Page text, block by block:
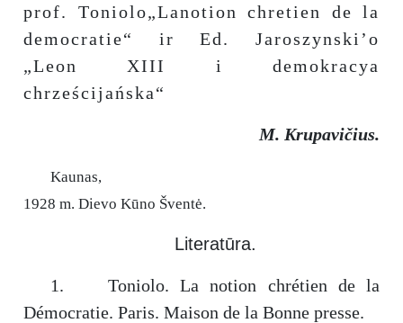
prof. Toniolo„Lanotion chretien de la
democratie“ ir Ed. Jaroszynski’o
„Leon XIII i demokracya
chrześcijańska“
M. Krupavičius.
Kaunas,
1928 m. Dievo Kūno Šventė.
Literatūra.
1. Toniolo. La notion chrétien de la
Démocratie. Paris. Maison de la Bonne presse.